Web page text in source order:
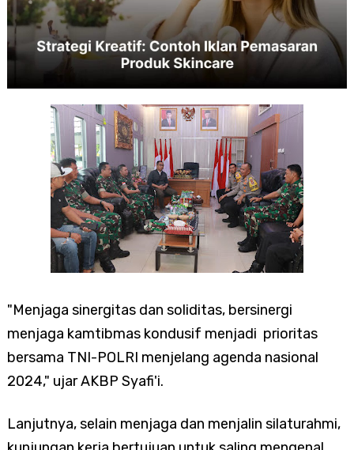
"Menjaga sinergitas dan soliditas, bersinergi
menjaga kamtibmas kondusif menjadi prioritas
bersama TNI-POLRI menjelang agenda nasional
2024," ujar AKBP Syafi'i.
Lanjutnya, selain menjaga dan menjalin silaturahmi,